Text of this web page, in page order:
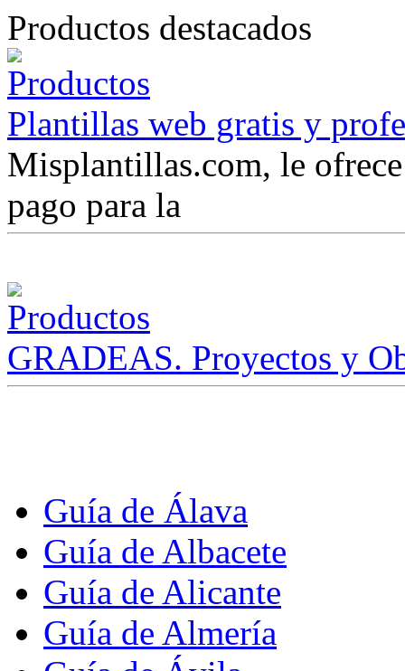
Productos destacados
Plantillas web gratis y
Misplantillas.com, le
pago para la
GRADEAS. Proyectos y
Guía de Álava
Guía de Albacete
Guía de Alicante
Guía de Almería